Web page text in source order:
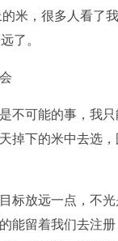
米，很多人看了
了。
可能的事，我只
掉下的米中去选
放远一点，不光
能留着我们去注